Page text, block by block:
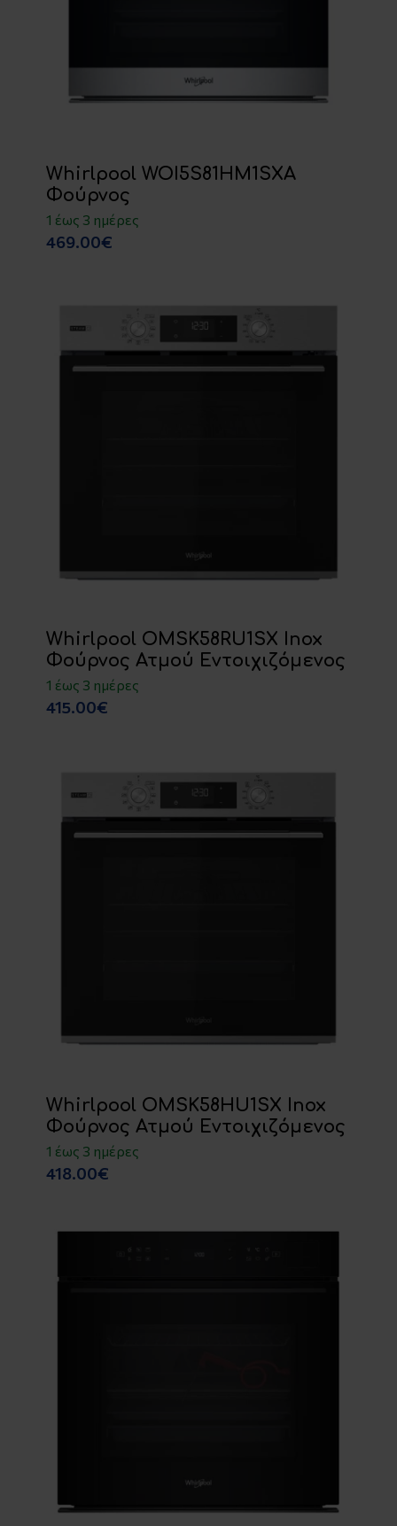
Whirlpool WOI5S81HM1SXA
Φούρνος
1 έως 3 ημέρες
469.00€
Whirlpool OMSK58RU1SX Inox
Φούρνος Ατμού Εντοιχιζόμενος
1 έως 3 ημέρες
415.00€
Whirlpool OMSK58HU1SX Inox
Φούρνος Ατμού Εντοιχιζόμενος
1 έως 3 ημέρες
418.00€